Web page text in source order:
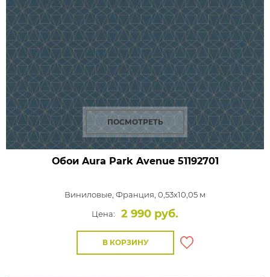
ПОСМОТРЕТЬ
Обои Aura Park Avenue51192701
Виниловые, Франция, 0,53x10,05 м
Цена:
2 990 руб.
В КОРЗИНУ